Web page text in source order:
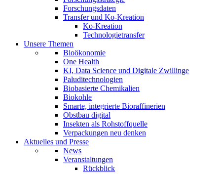
Forschungsdaten
Transfer und Ko-Kreation
Ko-Kreation
Technologietransfer
Unsere Themen
Bioökonomie
One Health
KI, Data Science und Digitale Zwillinge
Paluditechnologien
Biobasierte Chemikalien
Biokohle
Smarte, integrierte Bioraffinerien
Obstbau digital
Insekten als Rohstoffquelle
Verpackungen neu denken
Aktuelles und Presse
News
Veranstaltungen
Rückblick